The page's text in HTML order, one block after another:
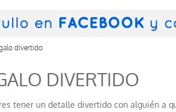
divertido
DIVERTIDO
tener un detalle divertido con alguién a